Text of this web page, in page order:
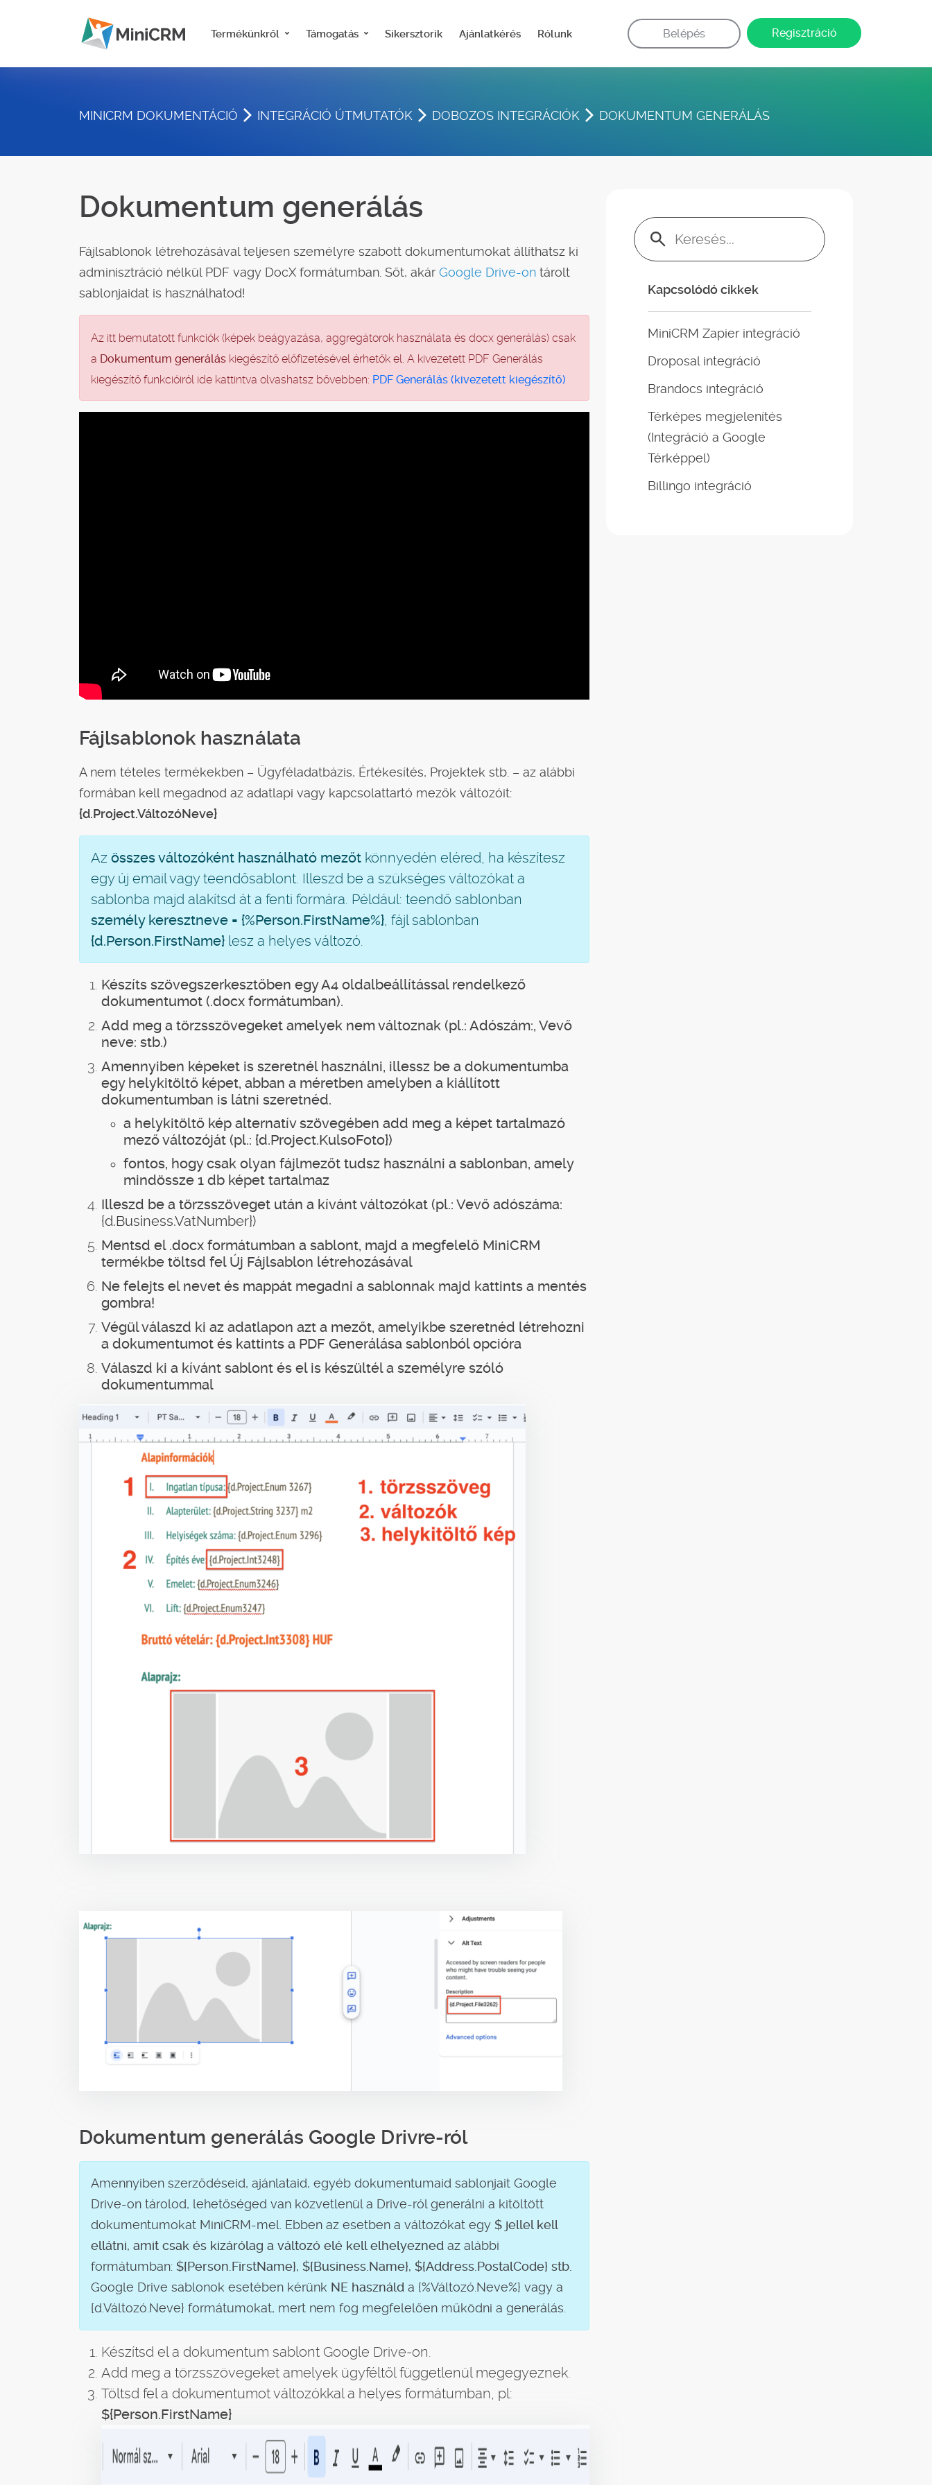
Termékünkről Támogatás Sikersztorik Ajánlatkérés Rólunk Belépés Regisztráció
MINICRM DOKUMENTÁCIÓ INTEGRÁCIÓ ÚTMUTATÓK DOBOZOS INTEGRÁCIÓK DOKUMENTUM GENERÁLÁS
Dokumentum generálás
Fájlsablonok létrehozásával teljesen személyre szabott dokumentumokat állíthatsz ki
adminisztráció nélkül PDF vagy DocX formátumban. Sőt, akár Google Drive-on tárolt
sablonjaidat is használhatod!
Az itt bemutatott funkciók (képek beágyazása, aggregátorok használata és docx generálás) csak
a Dokumentum generálás kiegészítő előfizetésével érhetők el. A kivezetett PDF Generálás
kiegészítő funkcióiról ide kattintva olvashatsz bővebben: PDF Generálás (kivezetett kiegészítő)
Fájlsablonok használata
A nem tételes termékekben – Ügyféladatbázis, Értékesítés, Projektek stb. – az alábbi
formában kell megadnod az adatlapi vagy kapcsolattartó mezők változóit:
{d.Project.VáltozóNeve}
Az összes változóként használható mezőt könnyedén eléred, ha készítesz
egy új email vagy teendősablont. Illeszd be a szükséges változókat a
sablonba majd alakítsd át a fenti formára. Például: teendő sablonban
személy keresztneve = {%Person.FirstName%}, fájl sablonban
{d.Person.FirstName} lesz a helyes változó.
Készíts szövegszerkesztőben egy A4 oldalbeállítással rendelkező
dokumentumot (.docx formátumban).
Add meg a törzsszövegeket amelyek nem változnak (pl.: Adószám:, Vevő
neve: stb.)
Amennyiben képeket is szeretnél használni, illessz be a dokumentumba
egy helykitöltő képet, abban a méretben amelyben a kiállított
dokumentumban is látni szeretnéd.
a helykitöltő kép alternatív szövegében add meg a képet tartalmazó
mező változóját (pl.: {d.Project.KulsoFoto})
fontos, hogy csak olyan fájlmezőt tudsz használni a sablonban, amely
mindössze 1 db képet tartalmaz
Illeszd be a törzsszöveget után a kívánt változókat (pl.: Vevő adószáma:
{d.Business.VatNumber})
Mentsd el .docx formátumban a sablont, majd a megfelelő MiniCRM
termékbe töltsd fel Új Fájlsablon létrehozásával
Ne felejts el nevet és mappát megadni a sablonnak majd kattints a mentés
gombra!
Végül válaszd ki az adatlapon azt a mezőt, amelyikbe szeretnéd létrehozni
a dokumentumot és kattints a PDF Generálása sablonból opcióra
Válaszd ki a kívánt sablont és el is készültél a személyre szóló
dokumentummal
Dokumentum generálás Google Drivre-ról
Amennyiben szerződéseid, ajánlataid, egyéb dokumentumaid sablonjait Google
Drive-on tárolod, lehetőséged van közvetlenül a Drive-ról generálni a kitöltött
dokumentumokat MiniCRM-mel. Ebben az esetben a változókat egy $ jellel kell
ellátni, amit csak és kizárólag a változó elé kell elhelyezned az alábbi
formátumban: ${Person.FirstName}, ${Business.Name}, ${Address.PostalCode} stb.
Google Drive sablonok esetében kérünk NE használd a {%Változó.Neve%} vagy a
{d.Változó.Neve} formátumokat, mert nem fog megfelelően működni a generálás.
Készítsd el a dokumentum sablont Google Drive-on.
Add meg a törzsszövegeket amelyek ügyféltől függetlenül megegyeznek.
Töltsd fel a dokumentumot változókkal a helyes formátumban, pl:
${Person.FirstName}
Keresés:
Kapcsolódó cikkek
MiniCRM Zapier integráció
Droposal integráció
Brandocs integráció
Térképes megjelenítés
(Integráció a Google
Térképpel)
Billingo integráció